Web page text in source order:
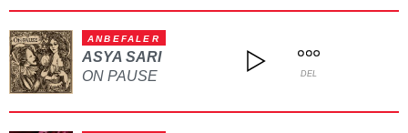
ANBEFALER
ASYA SARI
ON PAUSE
DEL